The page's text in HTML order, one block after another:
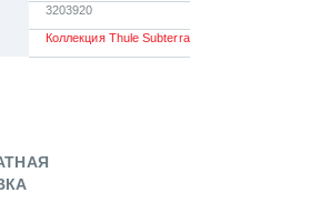
3203920
Коллекция Thule Subterra